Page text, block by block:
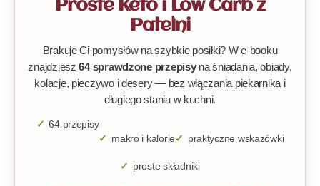
Proste Keto i Low Carb z
Patelni
Brakuje Ci pomysłów na szybkie posiłki? W e-booku
znajdziesz64 sprawdzone przepisyna śniadania, obiady,
kolacje, pieczywo i desery — bez włączania piekarnika i
długiego stania w kuchni.
64 przepisy
makro i kalorie
praktyczne wskazówki
proste składniki